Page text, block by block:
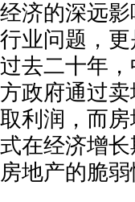
经济的深远
行业问题，
过去二十年
方政府通过
取利润，而
式在经济增
房地产的脆弱